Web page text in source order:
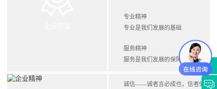
专业精神
专业是我们发展的基础
服务精神
服务是我们发展的保障
诚信——诚者言必成也，信者储